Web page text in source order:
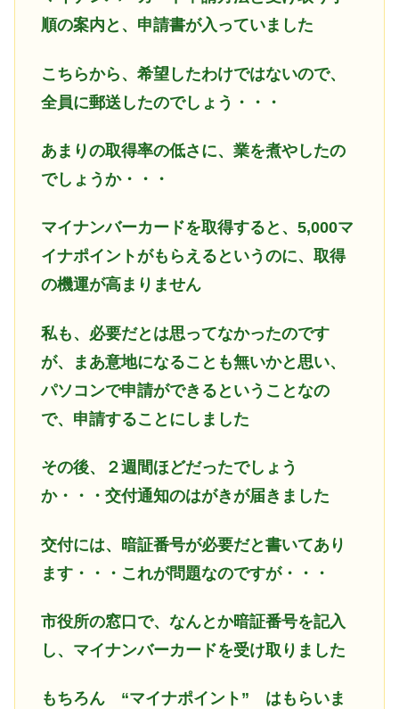
順の案内と、申請書が入っていました
こちらから、希望したわけではないので、
全員に郵送したのでしょう・・・
あまりの取得率の低さに、業を煮やしたの
でしょうか・・・
マイナンバーカードを取得すると、5,000マ
イナポイントがもらえるというのに、取得
の機運が高まりません
私も、必要だとは思ってなかったのです
が、まあ意地になることも無いかと思い、
パソコンで申請ができるということなの
で、申請することにしました
その後、２週間ほどだったでしょう
か・・・交付通知のはがきが届きました
交付には、暗証番号が必要だと書いてあり
ます・・・これが問題なのですが・・・
市役所の窓口で、なんとか暗証番号を記入
し、マイナンバーカードを受け取りました
もちろん “マイナポイント” はもらいま